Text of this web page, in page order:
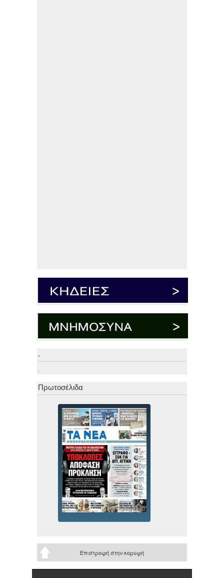
.
.
Πρωτοσέλιδα
Επιστροφή στην κορυφή